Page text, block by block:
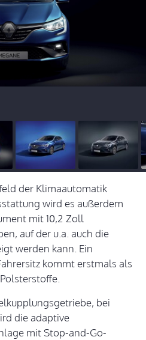
der Klimaautomatik
wird es außerdem
mit 10,2 Zoll
auf der u.a. auch die
werden kann. Ein
kommt erstmals als
bei
die adaptive
mit Stop-and-Go-